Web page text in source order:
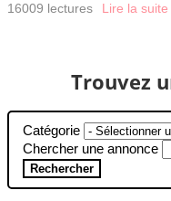
16009 lectures Lire la suite
Trouvez
Catégorie
Chercher une annonce
Rechercher